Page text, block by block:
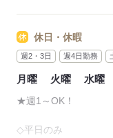
もちろん月払いもOK
★交通費も別途支給で
※社内規定あり
【交通費備考】
出社は月に４～８日♪
オシャレに気を遣っ
コミュニケーションを
休日・休暇
週2・3日 週4日勤務
月曜 火曜 水曜
★週1～OK！
◇平日のみ